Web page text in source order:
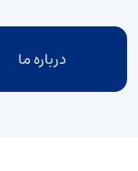
درباره ما